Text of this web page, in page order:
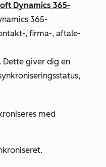
Dynamics 365-
365-
, firma-, aftale-
Dette giver dig en
med